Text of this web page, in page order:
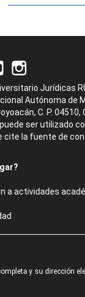
Jurídicas
Autónoma de
C. P. 04510,
ser utilizado
cite la fuente de
a actividades
y su dirección